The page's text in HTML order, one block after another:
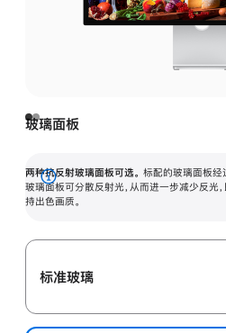
玻璃面板
两种抗反射玻璃面板可选。 标配的玻璃面板经
玻璃面板可分散反射光，从而进一步减少反光
持出色画质。
展
开
标准玻璃